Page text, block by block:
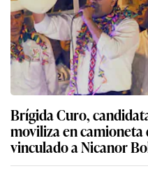
Brígida Curo,
moviliza en
vinculado a Nicanor